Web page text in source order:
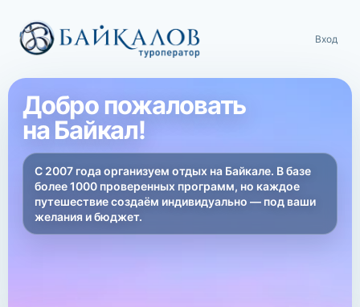
Вход
Добро пожаловать
на Байкал!
С 2007 года организуем отдых на Байкале. В базе
более 1000 проверенных программ, но каждое
путешествие создаём индивидуально — под ваши
желания и бюджет.